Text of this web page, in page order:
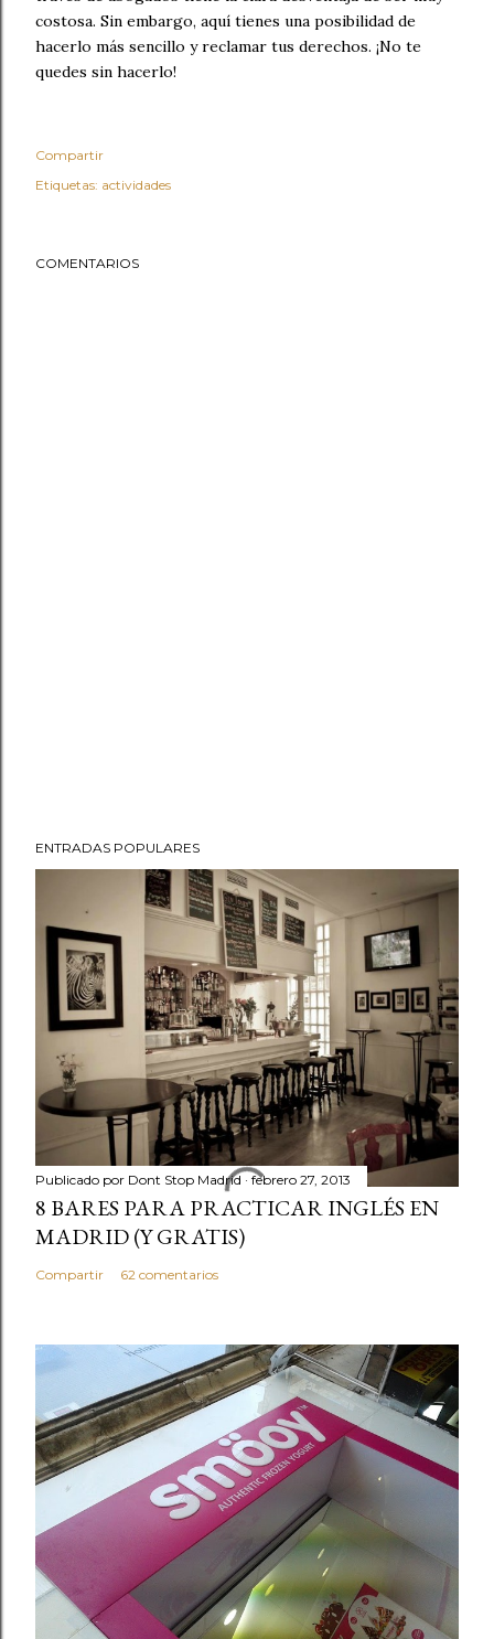
costosa. Sin embargo, aquí tienes una posibilidad de
hacerlo más sencillo y reclamar tus derechos. ¡No te
quedes sin hacerlo!
Compartir
Etiquetas: actividades
COMENTARIOS
ENTRADAS POPULARES
Publicado por Dont Stop Madrid febrero 27, 2013
8 BARES PARA PRACTICAR INGLÉS EN
MADRID (Y GRATIS)
Compartir 62 comentarios